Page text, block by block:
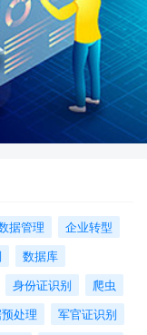
据管理
企业转型
数据库
身份证识别
爬虫
处理
军官证识别